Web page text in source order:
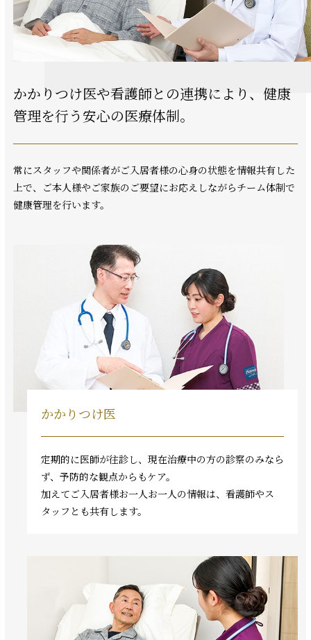
かかりつけ医や看護師との連携により、 健康
管理を行う安心の医療体制。
常にスタッフや関係者がご入居者様の心身の状態を情報共有した
上で、ご本人様やご家族のご要望にお応えしながらチーム体制で
健康管理を行います。
かかりつけ医
定期的に医師が往診し、現在治療中の方の診察のみなら
ず、予防的な観点からもケア。
加えてご入居者様お一人お一人の情報は、看護師やス
タッフとも共有します。